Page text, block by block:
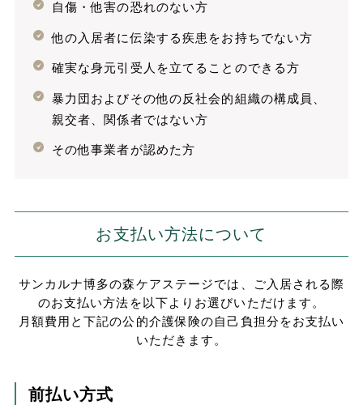
自傷・他害の恐れのない方
他の入居者に伝染する疾患をお持ちでない方
確実な身元引受人を立てることのできる方
暴力団およびその他の反社会的組織の構成員、
親交者、関係者ではない方
その他事業者が認めた方
お支払い方法について
サンカルナ博多の森ケアステージでは、ご入居される際
のお支払い方法を以下よりお選びいただけます。
月額費用と下記の公的介護保険の自己負担分をお支払い
いただきます。
前払い方式